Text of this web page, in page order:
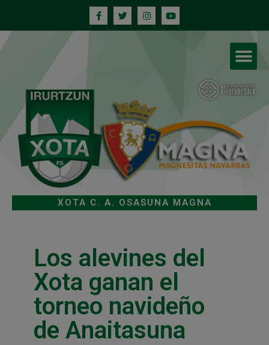
XOTA C. A. OSASUNA MAGNA
Los alevines del
Xota ganan el
torneo navideño
de Anaitasuna